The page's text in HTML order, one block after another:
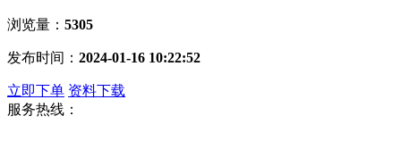
浏览量： 5305
发布时间： 2024-01-16 10:22:52
立即下单 资料下载
服务热线：